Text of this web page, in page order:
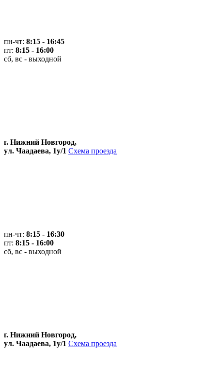
пн-чт: 8:15 - 16:45
пт: 8:15 - 16:00
сб, вс - выходной
г. Нижний Новгород,
ул. Чаадаева, 1у/1 Схема проезда
пн-чт: 8:15 - 16:30
пт: 8:15 - 16:00
сб, вс - выходной
г. Нижний Новгород,
ул. Чаадаева, 1у/1 Схема проезда